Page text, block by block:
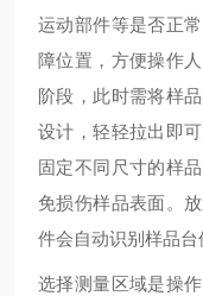
运动部件等是否正
障位置，方便操作
阶段，此时需将样
设计，轻轻拉出即
固定不同尺寸的样
免损伤样品表面。
件会自动识别样品台
选择测量区域是操